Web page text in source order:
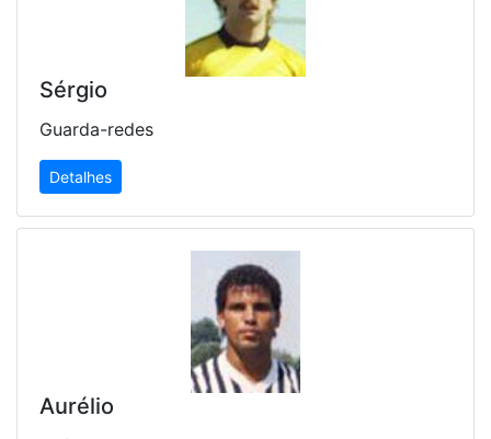
Sérgio
Guarda-redes
Detalhes
Aurélio